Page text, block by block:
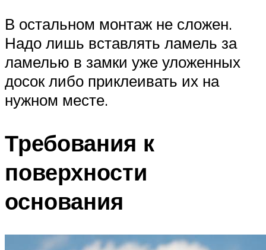
В остальном монтаж не сложен.
Надо лишь вставлять ламель за
ламелью в замки уже уложенных
досок либо приклеивать их на
нужном месте.
Требования к
поверхности
основания